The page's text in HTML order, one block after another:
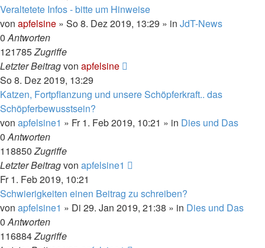
Veraltetete Infos - bitte um Hinweise
von apfelsine » So 8. Dez 2019, 13:29 » in JdT-News
0Antworten
121785Zugriffe
Letzter Beitragvon apfelsine
So 8. Dez 2019, 13:29
Katzen, Fortpflanzung und unsere Schöpferkraft.. das
Schöpferbewusstsein?
von apfelsine1 » Fr 1. Feb 2019, 10:21 » in Dies und Das
0Antworten
118850Zugriffe
Letzter Beitragvon apfelsine1
Fr 1. Feb 2019, 10:21
Schwierigkeiten einen Beitrag zu schreiben?
von apfelsine1 » Di 29. Jan 2019, 21:38 » in Dies und Das
0Antworten
116884Zugriffe